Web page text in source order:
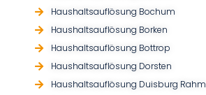
Haushaltsauflösung Bochum
Haushaltsauflösung Borken
Haushaltsauflösung Bottrop
Haushaltsauflösung Dorsten
Haushaltsauflösung Duisburg Rahm